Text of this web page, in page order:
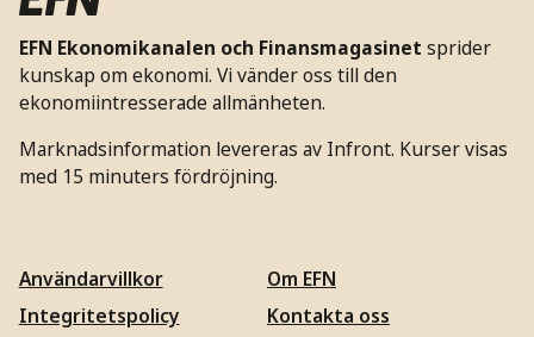
EFN Ekonomikanalen och Finansmagasinet sprider
kunskap om ekonomi. Vi vänder oss till den
ekonomiintresserade allmänheten.
Marknadsinformation levereras av Infront. Kurser visas
med 15 minuters fördröjning.
Användarvillkor
Integritetspolicy
Om EFN
Kontakta oss